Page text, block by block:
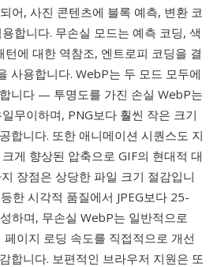
어, 사진 콘텐츠에 블록 예측, 변환 코
합니다. 무손실 모드는 예측 코딩, 색
턴에 대한 역참조, 엔트로피 코딩을 결
사용합니다. WebP는 두 모드 모두에
니다 — 투명도를 가진 손실 WebP는
무이하며, PNG보다 훨씬 작은 크기
합니다. 또한 애니메이션 시퀀스도 지
게 향상된 압축으로 GIF의 현대적 대
장점은 상당한 파일 크기 절감입니
한 시각적 품질에서 JPEG보다 25-
하며, 무손실 WebP는 일반적으로
이지 로딩 속도를 직접적으로 개선
합니다. 보편적인 브라우저 지원은 또